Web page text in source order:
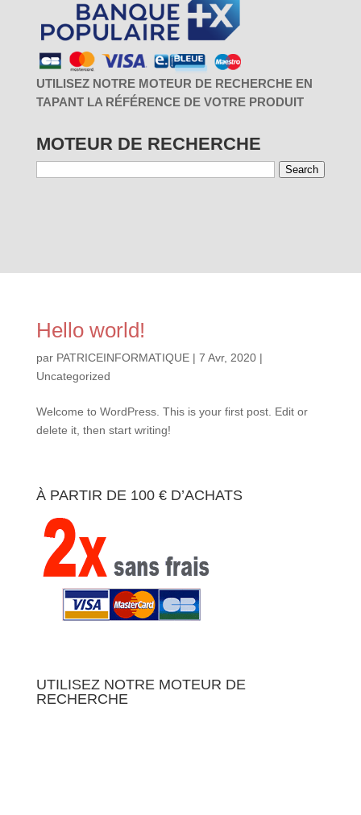
UTILISEZ NOTRE MOTEUR DE RECHERCHE EN
TAPANT LA RÉFÉRENCE DE VOTRE PRODUIT
MOTEUR DE RECHERCHE
Search
Hello world!
par PATRICEINFORMATIQUE| 7 Avr, 2020|
Uncategorized
Welcome to WordPress. This is your first post. Edit or
delete it, then start writing!
À PARTIR DE 100 € D’ACHATS
UTILISEZ NOTRE MOTEUR DE
RECHERCHE